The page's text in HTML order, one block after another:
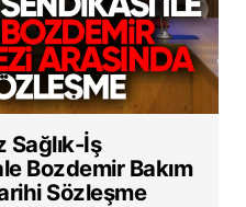
Sağlık-İş
Bozdemir Bakım
Sözleşme